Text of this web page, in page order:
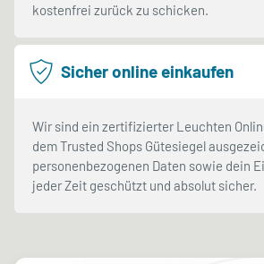
kostenfrei zurück zu schicken.
Sicher online einkaufen
Wir sind ein zertifizierter Leuchten
dem Trusted Shops Gütesiegel
personenbezogenen Daten sowie dein
jeder Zeit geschützt und absolut sicher.